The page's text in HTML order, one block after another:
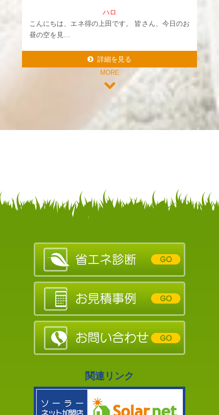
ハロ
こんにちは、エネ得の上田です。 皆さん、今日のお
昼の空を見…
詳細を見る
詳細を見る
MORE
関連リンク